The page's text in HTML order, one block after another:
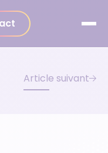
Article suivant